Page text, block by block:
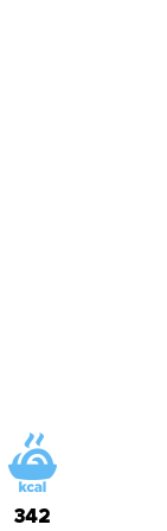
342